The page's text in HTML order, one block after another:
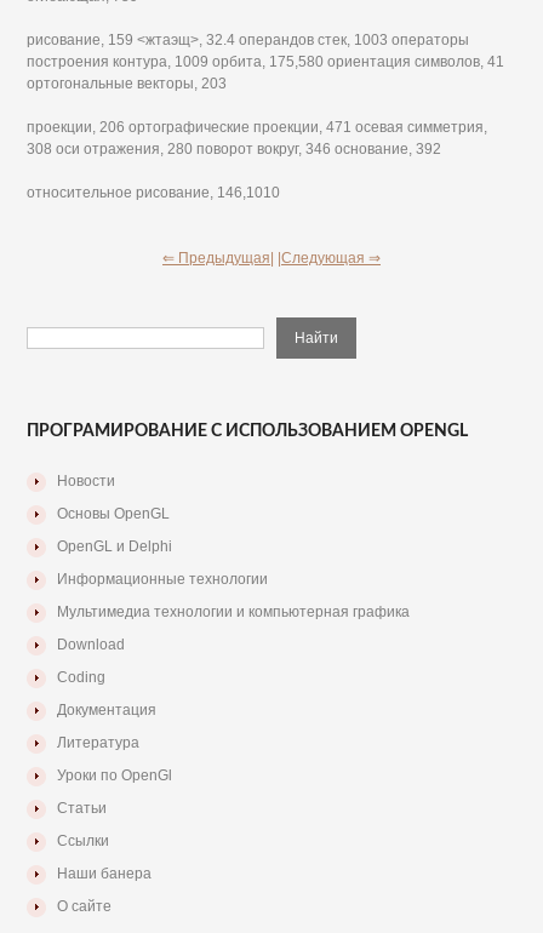
рисование, 159 <жтаэщ>, 32.4 операндов стек, 1003 операторы
построения контура, 1009 орбита, 175,580 ориентация символов, 41
ортогональные векторы, 203
проекции, 206 ортографические проекции, 471 осевая симметрия,
308 оси отражения, 280 поворот вокруг, 346 основание, 392
относительное рисование, 146,1010
⇐ Предыдущая| |Следующая ⇒
ПРОГРАМИРОВАНИЕ С ИСПОЛЬЗОВАНИЕМ OPENGL
Новости
Основы OpenGL
OpenGL и Delphi
Информационные технологии
Мультимедиа технологии и компьютерная графика
Download
Coding
Документация
Литература
Уроки по OpenGl
Статьи
Ссылки
Наши банера
О сайте